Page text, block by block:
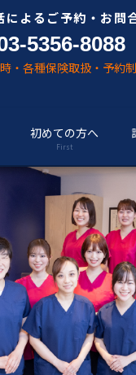
によるご予約・お問
5356-8088
・各種保険取扱・予約制
初めての方へ
First